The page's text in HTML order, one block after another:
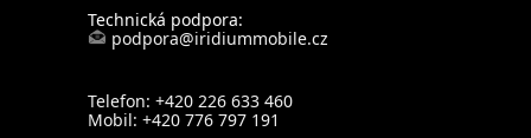
Technická podpora:
podpora@iridiummobile.cz
Telefon: +420 226 633 460
Mobil: +420 776 797 191